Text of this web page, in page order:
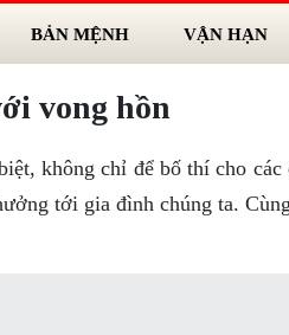
BẢN MỆNH VẬN HẠN
vong hồn
không chỉ để bố thí cho các
tới gia đình chúng ta.